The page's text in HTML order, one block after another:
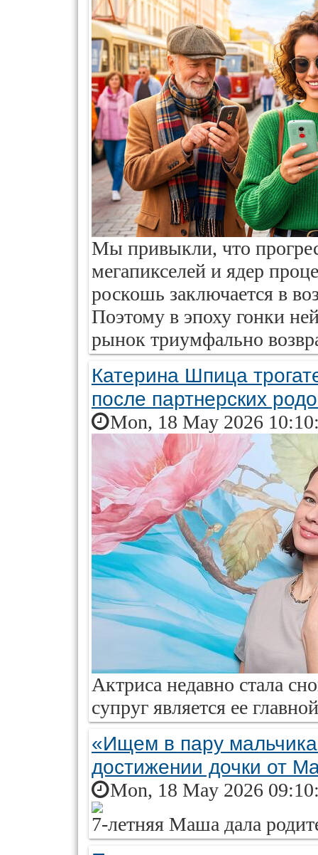
Мы привыкли, что
мегапикселей и ядер
роскошь заключается в
Поэтому в эпоху гонки
рынок триумфально
Катерина Шпица
после партнерских
Mon, 18 May 2026
Актриса недавно стала
супруг является ее
«Ищем в пару
достижении дочки от
Mon, 18 May 2026
7-летняя Маша дала